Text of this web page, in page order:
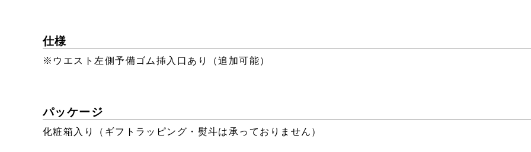
仕様
※ウエスト左側予備ゴム挿入口あり（追加可能）
パッケージ
化粧箱入り（ギフトラッピング・熨斗は承っておりません）